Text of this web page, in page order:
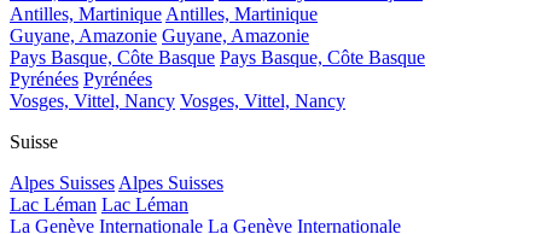
Antilles, Martinique Antilles, Martinique
Guyane, Amazonie Guyane, Amazonie
Pays Basque, Côte Basque Pays Basque, Côte Basque
Pyrénées Pyrénées
Vosges, Vittel, Nancy Vosges, Vittel, Nancy
Suisse
Alpes Suisses Alpes Suisses
Lac Léman Lac Léman
La Genève Internationale La Genève Internationale